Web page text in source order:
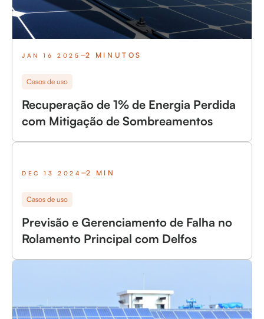
JAN 16 2025 2 MINUTOS
Casos de uso
Recuperação de 1% de Energia Perdida
com Mitigação de Sombreamentos
DEC 13 2024 2 MIN
Casos de uso
Previsão e Gerenciamento de Falha no
Rolamento Principal com Delfos